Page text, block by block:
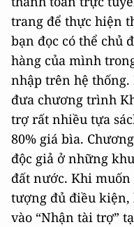
trang để thực hiện
bạn đọc có thể chủ
hàng của mình
nhập trên hệ
đưa chương trình
trợ rất nhiều tựa
80% giá bìa.
độc giả ở những
đất nước. Khi
tượng đủ điều kiện,
vào “Nhận tài trợ”